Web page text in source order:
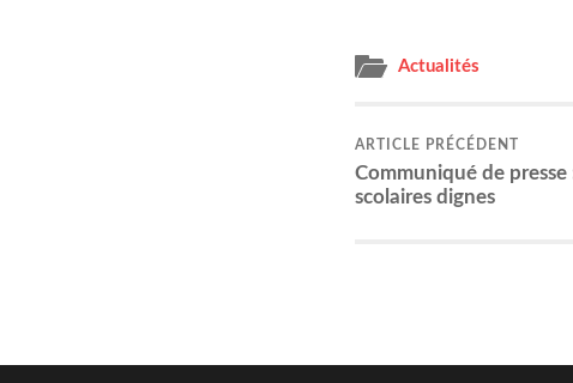
Actualités
ARTICLE PRÉCÉDENT
Com­mu­ni­qué de
sco­laires dignes